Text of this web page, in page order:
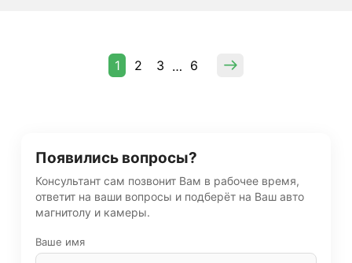
1 2 3 … 6
Появились вопросы?
Консультант сам позвонит Вам в рабочее время,
ответит на ваши вопросы и подберёт на Ваш авто
магнитолу и камеры.
Ваше имя